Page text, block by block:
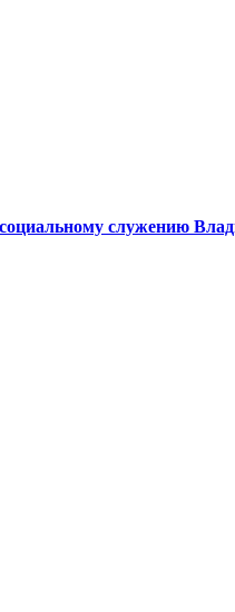
служению